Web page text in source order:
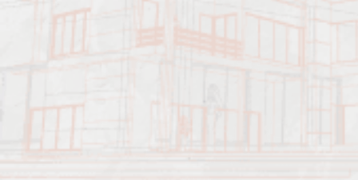
обучения обеспечивают достижение эффективного результата.
Перечень услуг, которые предоставляет образовательный
центр:
другое. Во время обучения специалист или рабочий получает
приобретает новый опыт.